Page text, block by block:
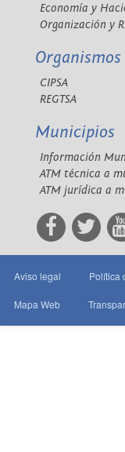
Economía y
Organización y
Organismos
CIPSA
REGTSA
Municipios
Información
ATM técnica a
ATM jurídica a
Aviso legal Política
Mapa Web